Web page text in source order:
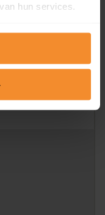
hun services.
en
erfgrenzen,